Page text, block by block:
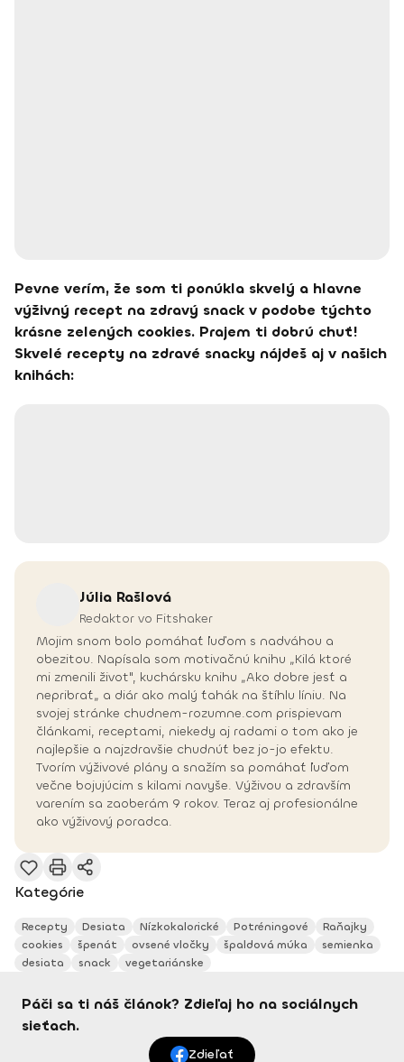
Pevne verím, že som ti ponúkla skvelý a hlavne
výživný recept na zdravý snack v podobe týchto
krásne zelených cookies. Prajem ti dobrú chuť!
Skvelé recepty na zdravé snacky nájdeš aj v našich
knihách:
Júlia Rašlová
Redaktor vo Fitshaker
Mojim snom bolo pomáhať ľuďom s nadváhou a
obezitou. Napísala som motivačnú knihu „Kilá ktoré
mi zmenili život", kuchársku knihu „Ako dobre jesť a
nepribrať„ a diár ako malý ťahák na štíhlu líniu. Na
svojej stránke chudnem-rozumne.com prispievam
článkami, receptami, niekedy aj radami o tom ako je
najlepšie a najzdravšie chudnúť bez jo-jo efektu.
Tvorím výživové plány a snažím sa pomáhať ľuďom
večne bojujúcim s kilami navyše. Výživou a zdravším
varením sa zaoberám 9 rokov. Teraz aj profesionálne
ako výživový poradca.
Kategórie
Recepty Desiata Nízkokalorické Potréningové
Raňajky
cookies
špenát ovsené vločky špaldová múka
semienka
desiata
snack vegetariánske
Páči sa ti náš článok? Zdieľaj ho na sociálnych
sieťach.
Zdieľať